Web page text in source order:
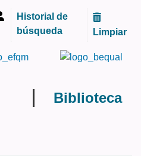
Historial de
búsqueda
Limpiar
Biblioteca